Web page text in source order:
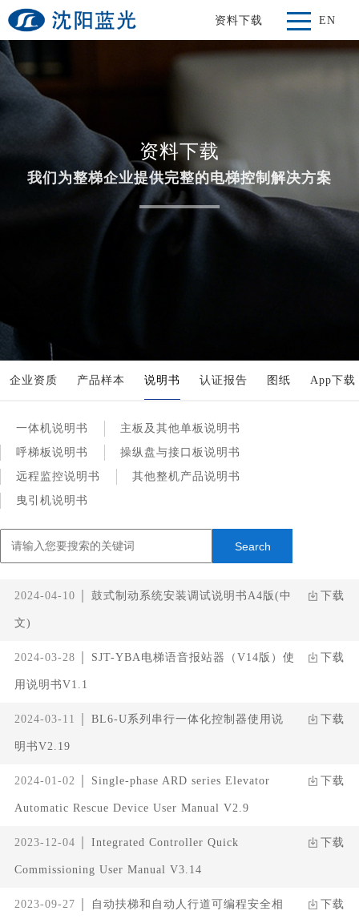
EN
资料下载
资料下载
我们为整梯企业提供完整的电梯控制解决方案
企业资质 产品样本 说明书 认证报告 图纸 App下载
一体机说明书
主板及其他单板说明书
呼梯板说明书
操纵盘与接口板说明书
远程监控说明书
其他整机产品说明书
曳引机说明书
下载
2024-04-10 鼓式制动系统安装调试说明书A4版(中
文)
下载
2024-03-28 SJT-YBA电梯语音报站器（V14版）使
用说明书V1.1
下载
2024-03-11 BL6-U系列串行一体化控制器使用说
明书V2.19
下载
2024-01-02 Single-phase ARD series Elevator
Automatic Rescue Device User Manual V2.9
下载
2023-12-04 Integrated Controller Quick
Commissioning User Manual V3.14
下载
2023-09-27 自动扶梯和自动人行道可编程安全相